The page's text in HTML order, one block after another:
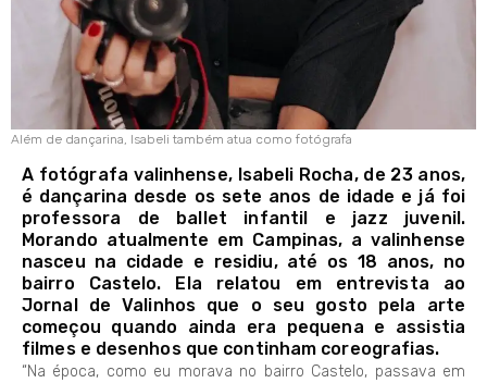
Além de dançarina, Isabeli também atua como fotógrafa
A fotógrafa valinhense, Isabeli Rocha, de 23 anos,
é dançarina desde os sete anos de idade e já foi
professora de ballet infantil e jazz juvenil.
Morando atualmente em Campinas, a valinhense
nasceu na cidade e residiu, até os 18 anos, no
bairro Castelo. Ela relatou em entrevista ao
Jornal de Valinhos que o seu gosto pela arte
começou quando ainda era pequena e assistia
filmes e desenhos que continham coreografias.
“Na época, como eu morava no bairro Castelo, passava em